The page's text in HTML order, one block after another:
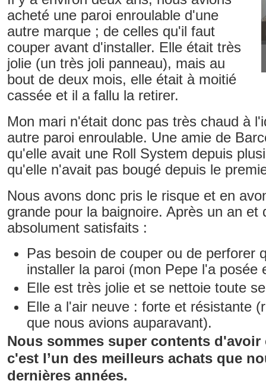
acheté une paroi enroulable d'une
autre marque ; de celles qu'il faut
couper avant d'installer. Elle était très
jolie (un très joli panneau), mais au
bout de deux mois, elle était à moitié
cassée et il a fallu la retirer.
Mon mari n'était donc pas très chaud à
autre paroi enroulable. Une amie de
qu'elle avait une Roll System depuis
qu'elle n'avait pas bougé depuis le
Nous avons donc pris le risque et en
grande pour la baignoire. Après un an et
absolument satisfaits :
Pas besoin de couper ou de perforer
installer la paroi (mon Pepe l'a posée
Elle est très jolie et se nettoie toute
Elle a l'air neuve : forte et résistante
que nous avions auparavant).
Nous sommes super contents
c'est l’un des meilleurs achats que
dernières années.